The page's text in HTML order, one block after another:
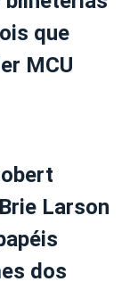
que
MCU
Larson
dos